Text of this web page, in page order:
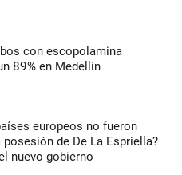
con escopolamina
89% en Medellín
europeos no fueron
de De La Espriella?
nuevo gobierno